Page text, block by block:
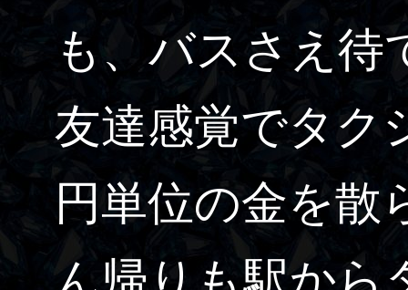
も、バスさえ待
友達感覚でタク
円単位の金を散
ん帰りも駅から